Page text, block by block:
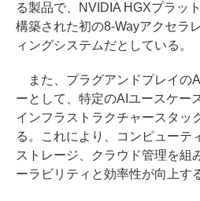
る製品で、NVIDIA HGXプラッ
構築された初の8-Wayアクセラ
ィングシステムだとしている。
また、プラグアンドプレイの
ーとして、特定のAIユースケー
インフラストラクチャースタッ
る。これにより、コンピューテ
ストレージ、クラウド管理を組
ーラビリティと効率性が向上す